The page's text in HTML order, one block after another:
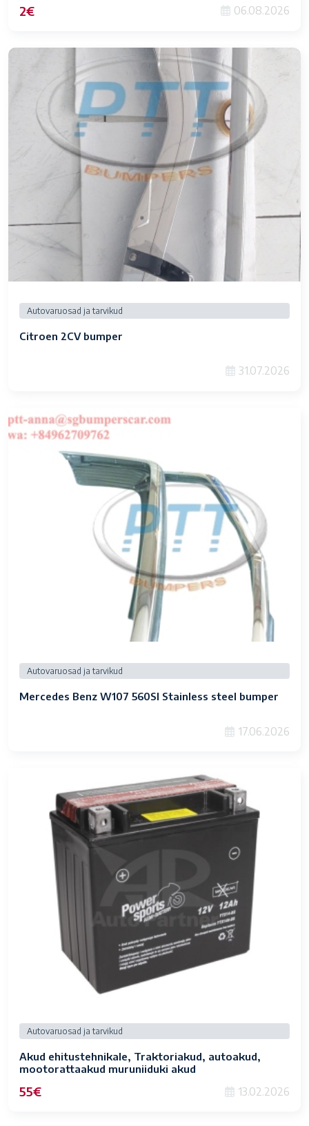
2€ 06.08.2026
Autovaruosad ja tarvikud
Citroen 2CV bumper
31.07.2026
Autovaruosad ja tarvikud
Mercedes Benz W107 560Sl Stainless steel bumper
17.06.2026
Autovaruosad ja tarvikud
Akud ehitustehnikale, Traktoriakud, autoakud,
mootorattaakud muruniiduki akud
55€ 13.02.2026